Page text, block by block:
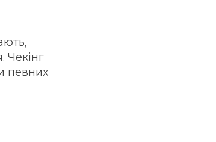
Чекінг
певних